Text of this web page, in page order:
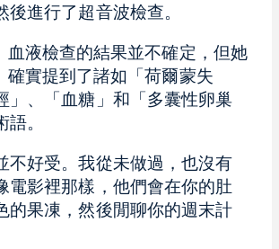
後進行了超音波檢查。
血液檢查的結果並不確定，但她
確實提到了諸如「荷爾蒙失
」、「血糖」和「多囊性卵巢
語。
不好受。我從未做過，也沒有
電影裡那樣，他們會在你的肚
的果凍，然後閒聊你的週末計